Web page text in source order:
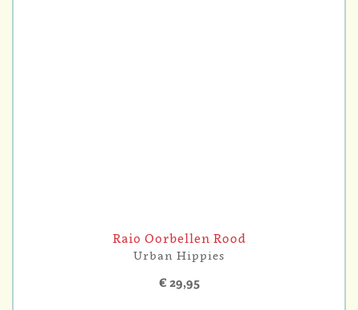
Raio Oorbellen Rood
Urban Hippies
€ 29,95